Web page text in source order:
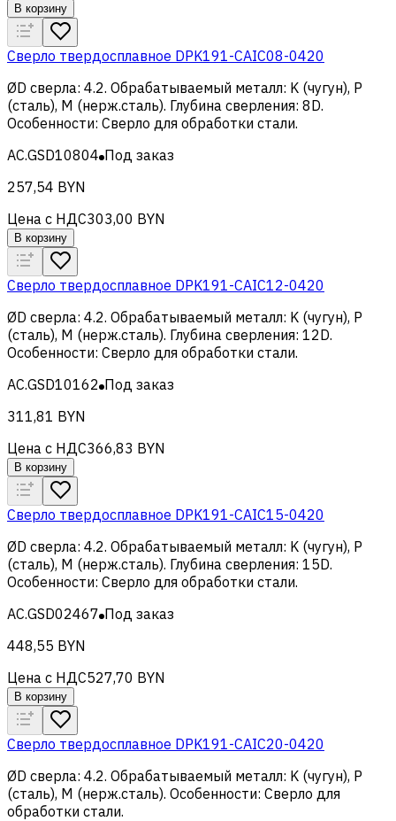
В корзину
Сверло твердосплавное DPK191-CAIC08-0420
ØD сверла: 4.2. Обрабатываемый металл: K (чугун), Р
(сталь), M (нерж.сталь). Глубина сверления: 8D.
Особенности: Сверло для обработки стали.
AC.GSD10804 Под заказ
257,54 BYN
Цена с НДС303,00 BYN
В корзину
Сверло твердосплавное DPK191-CAIC12-0420
ØD сверла: 4.2. Обрабатываемый металл: K (чугун), Р
(сталь), M (нерж.сталь). Глубина сверления: 12D.
Особенности: Сверло для обработки стали.
AC.GSD10162 Под заказ
311,81 BYN
Цена с НДС366,83 BYN
В корзину
Сверло твердосплавное DPK191-CAIC15-0420
ØD сверла: 4.2. Обрабатываемый металл: K (чугун), Р
(сталь), M (нерж.сталь). Глубина сверления: 15D.
Особенности: Сверло для обработки стали.
AC.GSD02467 Под заказ
448,55 BYN
Цена с НДС527,70 BYN
В корзину
Сверло твердосплавное DPK191-CAIC20-0420
ØD сверла: 4.2. Обрабатываемый металл: K (чугун), Р
(сталь), M (нерж.сталь). Особенности: Сверло для
обработки стали.